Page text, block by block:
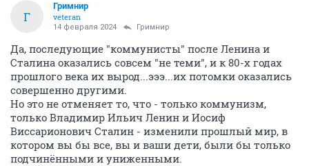
Г
Гримнир
veteran
14 февраля 2024 Гримнир
Да, последующие "коммунисты" после Ленина и
Сталина оказались совсем "не теми", и к 80-х годах
прошлого века их вырод...эээ...их потомки оказались
совершенно другими.
Но это не отменяет то, что - только коммунизм,
только Владимир Ильич Ленин и Иосиф
Виссарионович Сталин - изменили прошлый мир, в
котором вы бы все, вы и ваши дети, были бы только
подчинёнными и униженными.